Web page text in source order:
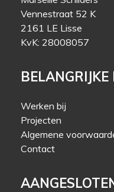
Vennestraat 52 K
2161 LE Lisse
KvK: 28008057
BELANGRIJKE
Werken bij
Projecten
Algemene
Contact